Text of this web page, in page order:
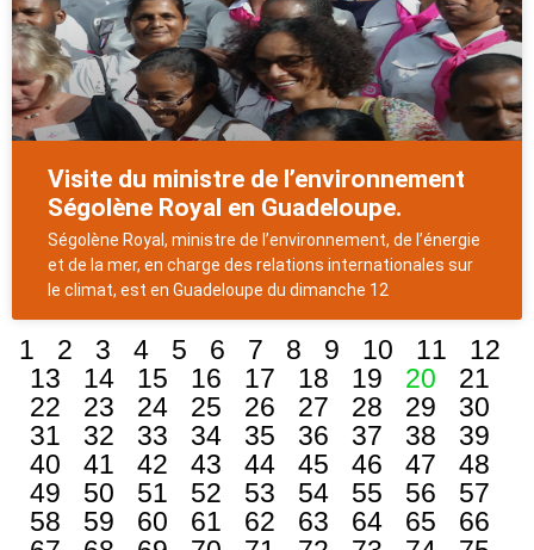
Visite du ministre de l’environnement
Ségolène Royal en Guadeloupe.
Ségolène Royal, ministre de l’environnement, de l’énergie
et de la mer, en charge des relations internationales sur
le climat, est en Guadeloupe du dimanche 12
1 2 3 4 5 6 7 8 9 10 11
12
13
14 15 16 17 18 19 20
21
22
23 24 25 26 27 28 29
30
31
32 33 34 35 36 37 38
39
40
41 42 43 44 45 46 47
48
49
50 51 52 53 54 55 56
57
58
59 60 61 62 63 64 65
66